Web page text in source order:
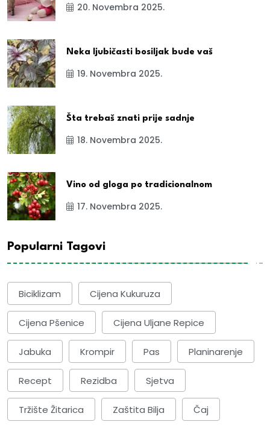
20. Novembra 2025.
Neka ljubičasti bosiljak bude vaš
19. Novembra 2025.
Šta trebaš znati prije sadnje
18. Novembra 2025.
Vino od gloga po tradicionalnom
17. Novembra 2025.
Popularni Tagovi
Biciklizam Cijena Kukuruza
Cijena Pšenice Cijena Uljane Repice
Jabuka Krompir Pas Planinarenje
Recept Rezidba Sjetva
Tržište Žitarica Zaštita Bilja Čaj